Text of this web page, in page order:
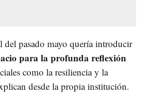
pasado mayo quería introducir
para la profunda reflexión
como la resiliencia y la
desde la propia institución.